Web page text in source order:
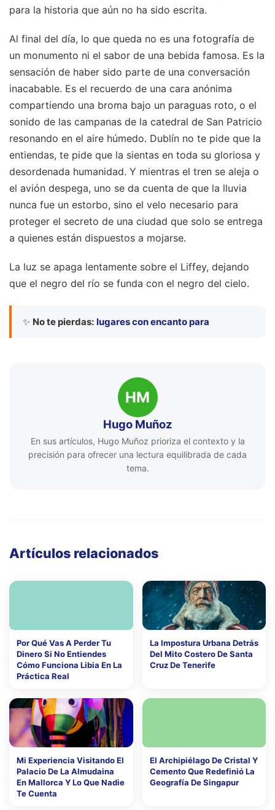
para la historia que aún no ha sido escrita.
Al final del día, lo que queda no es una fotografía de
un monumento ni el sabor de una bebida famosa. Es la
sensación de haber sido parte de una conversación
inacabable. Es el recuerdo de una cara anónima
compartiendo una broma bajo un paraguas roto, o el
sonido de las campanas de la catedral de San Patricio
resonando en el aire húmedo. Dublín no te pide que la
entiendas, te pide que la sientas en toda su gloriosa y
desordenada humanidad. Y mientras el tren se aleja o
el avión despega, uno se da cuenta de que la lluvia
nunca fue un estorbo, sino el velo necesario para
proteger el secreto de una ciudad que solo se entrega
a quienes están dispuestos a mojarse.
La luz se apaga lentamente sobre el Liffey, dejando
que el negro del río se funda con el negro del cielo.
✨ No te pierdas: lugares con encanto para
HM
Hugo Muñoz
En sus artículos, Hugo Muñoz prioriza el contexto y la
precisión para ofrecer una lectura equilibrada de cada
tema.
Artículos relacionados
Por Qué Vas A Perder Tu
Dinero Si No Entiendes
Cómo Funciona Libia En La
Práctica Real
La Impostura Urbana Detrás
Del Mito Costero De Santa
Cruz De Tenerife
Mi Experiencia Visitando El
Palacio De La Almudaina
En Mallorca Y Lo Que Nadie
Te Cuenta
El Archipiélago De Cristal Y
Cemento Que Redefinió La
Geografía De Singapur